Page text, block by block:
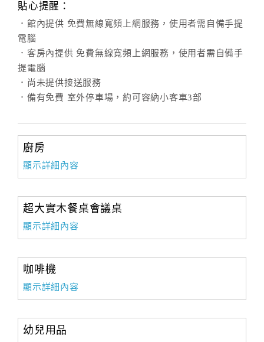
詢
Q&A
旅
卡
訂
房
請
款
據
貼心提醒：
．館內提供 免費無線寬頻上網服務，使用者需自備手提
電腦
．客房內提供 免費無線寬頻上網服務，使用者需自備手
提電腦
．尚未提供接送服務
．備有免費 室外停車場，約可容納小客車3部
廚房
顯示詳細內容
超大實木餐桌會議桌
顯示詳細內容
咖啡機
顯示詳細內容
幼兒用品